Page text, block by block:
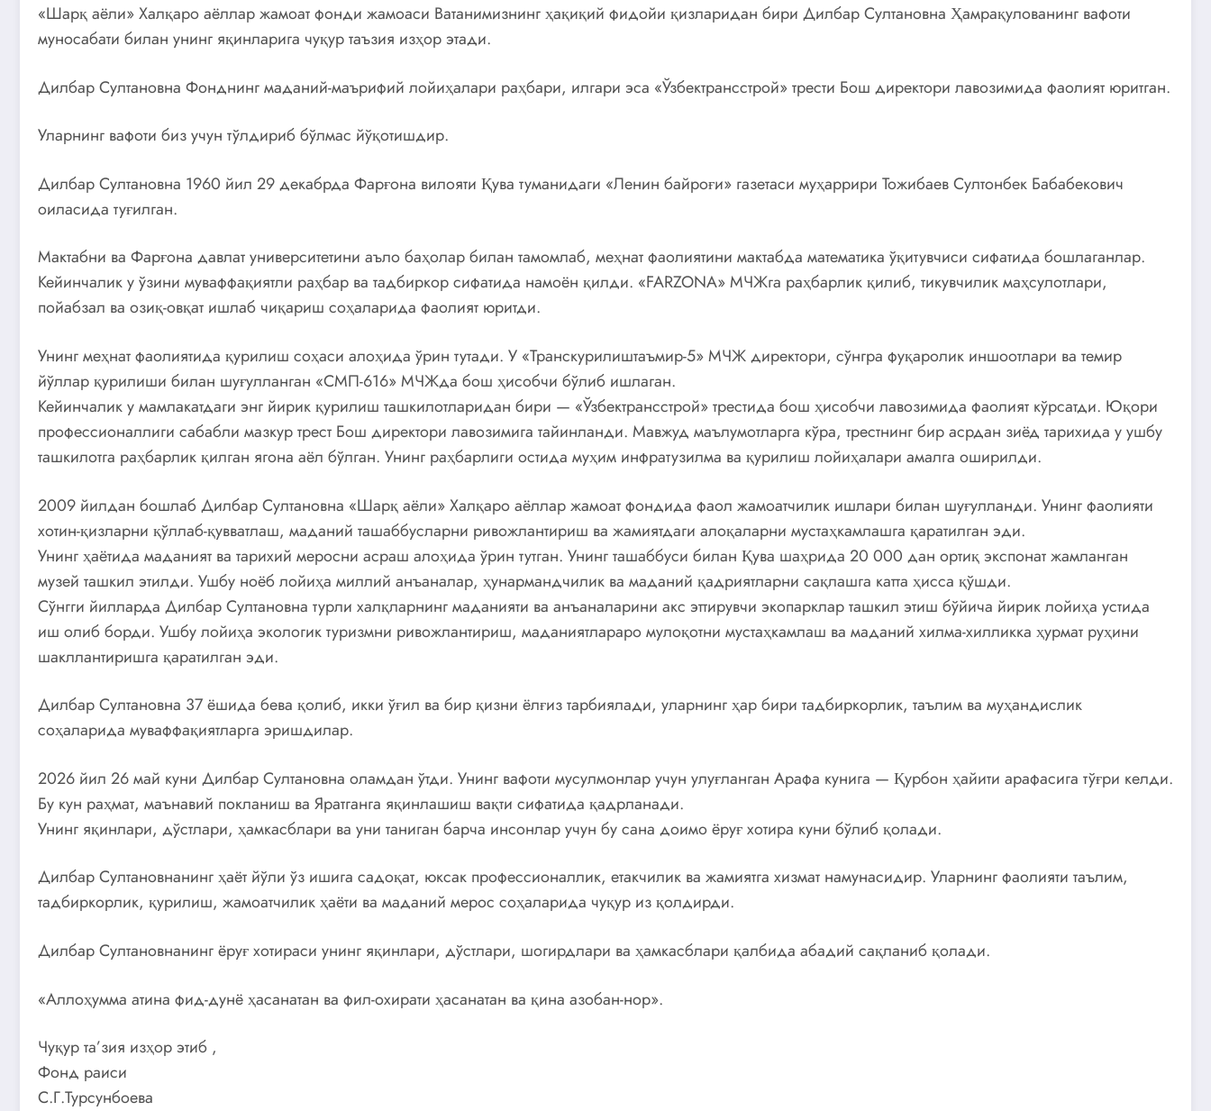
«Шарқ аёли» Халқаро аёллар жамоат фонди жамоаси Ватанимизнинг ҳақиқий фидойи қизларидан бири Дилбар Султановна Ҳамрақулованинг вафоти
муносабати билан унинг яқинларига чуқур таъзия изҳор этади.
Дилбар Султановна Фонднинг маданий-маърифий лойиҳалари раҳбари, илгари эса «Ўзбектрансстрой» трести Бош директори лавозимида фаолият юритган.
Уларнинг вафоти биз учун тўлдириб бўлмас йўқотишдир.
Дилбар Султановна 1960 йил 29 декабрда Фарғона вилояти Қува туманидаги «Ленин байроғи» газетаси муҳаррири Тожибаев Султонбек Бабабекович
оиласида туғилган.
Мактабни ва Фарғона давлат университетини аъло баҳолар билан тамомлаб, меҳнат фаолиятини мактабда математика ўқитувчиси сифатида бошлаганлар.
Кейинчалик у ўзини муваффақиятли раҳбар ва тадбиркор сифатида намоён қилди. «FARZONA» МЧЖга раҳбарлик қилиб, тикувчилик маҳсулотлари,
пойабзал ва озиқ-овқат ишлаб чиқариш соҳаларида фаолият юритди.
Унинг меҳнат фаолиятида қурилиш соҳаси алоҳида ўрин тутади. У «Транскурилиштаъмир-5» МЧЖ директори, сўнгра фуқаролик иншоотлари ва темир
йўллар қурилиши билан шуғулланган «СМП-616» МЧЖда бош ҳисобчи бўлиб ишлаган.
Кейинчалик у мамлакатдаги энг йирик қурилиш ташкилотларидан бири — «Ўзбектрансстрой» трестида бош ҳисобчи лавозимида фаолият кўрсатди. Юқори
профессионаллиги сабабли мазкур трест Бош директори лавозимига тайинланди. Мавжуд маълумотларга кўра, трестнинг бир асрдан зиёд тарихида у ушбу
ташкилотга раҳбарлик қилган ягона аёл бўлган. Унинг раҳбарлиги остида муҳим инфратузилма ва қурилиш лойиҳалари амалга оширилди.
2009 йилдан бошлаб Дилбар Султановна «Шарқ аёли» Халқаро аёллар жамоат фондида фаол жамоатчилик ишлари билан шуғулланди. Унинг фаолияти
хотин-қизларни қўллаб-қувватлаш, маданий ташаббусларни ривожлантириш ва жамиятдаги алоқаларни мустаҳкамлашга қаратилган эди.
Унинг ҳаётида маданият ва тарихий меросни асраш алоҳида ўрин тутган. Унинг ташаббуси билан Қува шаҳрида 20 000 дан ортиқ экспонат жамланган
музей ташкил этилди. Ушбу ноёб лойиҳа миллий анъаналар, ҳунармандчилик ва маданий қадриятларни сақлашга катта ҳисса қўшди.
Сўнгги йилларда Дилбар Султановна турли халқларнинг маданияти ва анъаналарини акс эттирувчи экопарклар ташкил этиш бўйича йирик лойиҳа устида
иш олиб борди. Ушбу лойиҳа экологик туризмни ривожлантириш, маданиятлараро мулоқотни мустаҳкамлаш ва маданий хилма-хилликка ҳурмат руҳини
шакллантиришга қаратилган эди.
Дилбар Султановна 37 ёшида бева қолиб, икки ўғил ва бир қизни ёлғиз тарбиялади, уларнинг ҳар бири тадбиркорлик, таълим ва муҳандислик
соҳаларида муваффақиятларга эришдилар.
2026 йил 26 май куни Дилбар Султановна оламдан ўтди. Унинг вафоти мусулмонлар учун улуғланган Арафа кунига — Қурбон ҳайити арафасига тўғри келди.
Бу кун раҳмат, маънавий покланиш ва Яратганга яқинлашиш вақти сифатида қадрланади.
Унинг яқинлари, дўстлари, ҳамкасблари ва уни таниган барча инсонлар учун бу сана доимо ёруғ хотира куни бўлиб қолади.
Дилбар Султановнанинг ҳаёт йўли ўз ишига садоқат, юксак профессионаллик, етакчилик ва жамиятга хизмат намунасидир. Уларнинг фаолияти таълим,
тадбиркорлик, қурилиш, жамоатчилик ҳаёти ва маданий мерос соҳаларида чуқур из қолдирди.
Дилбар Султановнанинг ёруғ хотираси унинг яқинлари, дўстлари, шогирдлари ва ҳамкасблари қалбида абадий сақланиб қолади.
«Аллоҳумма атина фид-дунё ҳасанатан ва фил-охирати ҳасанатан ва қина азобан-нор».
Чуқур та’зия изҳор этиб ,
Фонд раиси
С.Г.Турсунбоева